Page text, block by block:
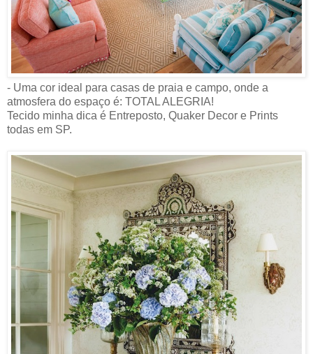
- Uma cor ideal para casas de praia e campo, onde a
atmosfera do espaço é: TOTAL ALEGRIA!
Tecido minha dica é Entreposto, Quaker Decor e Prints
todas em SP.